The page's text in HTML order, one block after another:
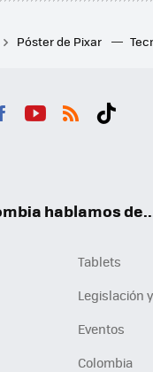
Póster de Pixar
hablamos
Tablets
Legislación
Eventos
Colombia